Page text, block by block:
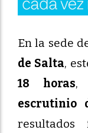
En la sede
de Salta,
18 horas,
escrutinio